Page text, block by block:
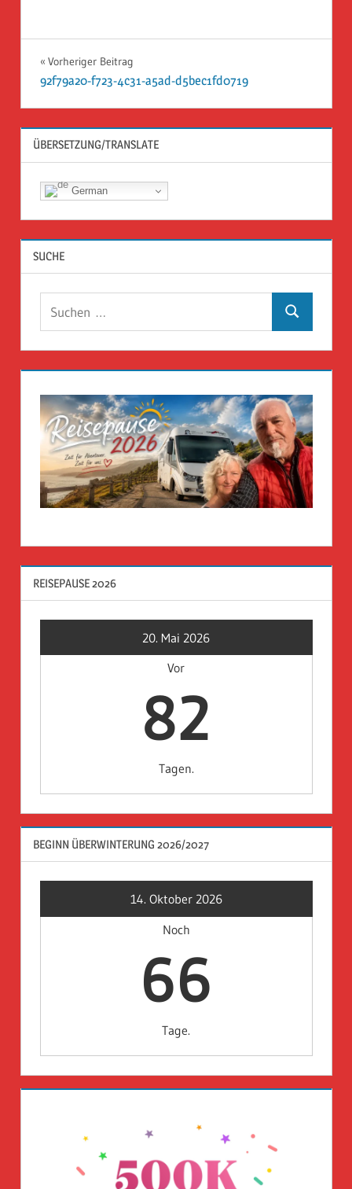
Beitragsnavigation
Vorheriger Beitrag
92f79a20-f723-4c31-a5ad-d5bec1fd0719
ÜBERSETZUNG/TRANSLATE
German
SUCHE
Suchen
REISEPAUSE 2026
20. Mai 2026
Vor
82
Tagen.
BEGINN ÜBERWINTERUNG 2026/2027
14. Oktober 2026
Noch
66
Tage.